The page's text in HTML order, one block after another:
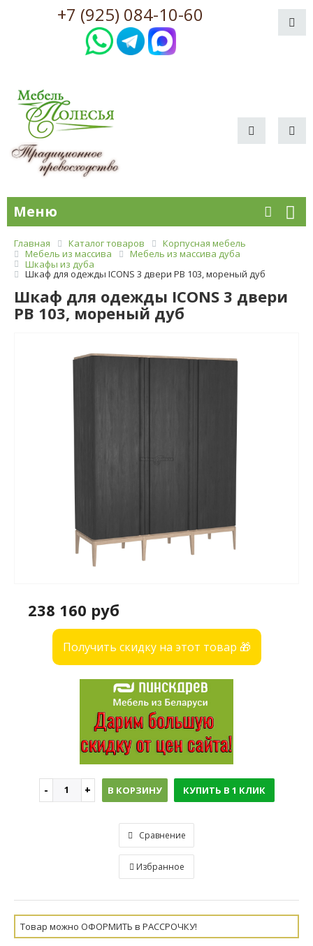
+7 (925) 084-10-60
Меню
Главная Каталог товаров
Корпусная мебель
Мебель из массива
Мебель из массива дуба
Шкафы из дуба
Шкаф для одежды ICONS 3 двери РВ 103, мореный дуб
Шкаф для одежды ICONS 3 двери
РВ 103, мореный дуб
238 160 руб
Получить скидку на этот товар 🎁
В КОРЗИНУ КУПИТЬ В 1 КЛИК
Сравнение
Избранное
Товар можно ОФОРМИТЬ в РАССРОЧКУ!